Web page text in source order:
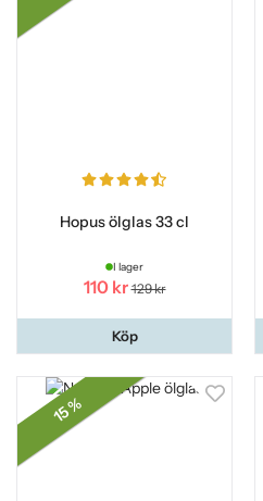
Hopus ölglas 33 cl
I lager
110 kr 129 kr
Köp
15 %